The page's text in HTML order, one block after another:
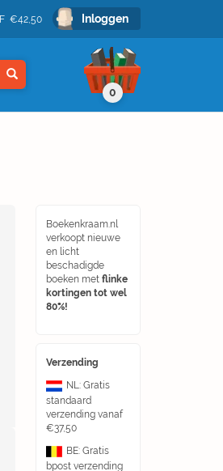
€42,50 Inloggen
0
Boekenkraam.nl
verkoopt nieuwe
en licht
beschadigde
boeken met flinke
kortingen tot wel
80%!
Verzending
NL: Gratis
standaard
verzending vanaf
€37,50
BE: Gratis
bpost verzending